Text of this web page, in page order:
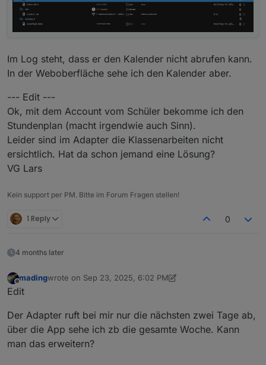
Im Log steht, dass er den Kalender nicht abrufen kann.
In der Weboberfläche sehe ich den Kalender aber.
--- Edit ---
Ok, mit dem Account vom Schüler bekomme ich den
Stundenplan (macht irgendwie auch Sinn).
Leider sind im Adapter die Klassenarbeiten nicht
ersichtlich. Hat da schon jemand eine Lösung?
VG Lars
Kein support per PM. Bitte im Forum Fragen stellen!
1 Reply 0
4 months later
Offline
madingwrote on Sep 23, 2025, 6:02 PM
last edited by madingSep 28, 2025, 8:06 AM
Edit
Der Adapter ruft bei mir nur die nächsten zwei Tage ab,
über die App sehe ich zb die gesamte Woche. Kann
man das erweitern?